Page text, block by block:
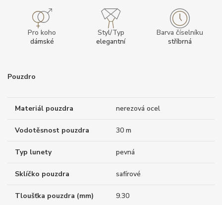
Pro koho
dámské
Styl/Typ
elegantní
Barva číselníku
stříbrná
Pouzdro
Materiál pouzdra nerezová ocel
Vodotěsnost pouzdra 30 m
Typ lunety pevná
Sklíčko pouzdra safírové
Tloušťka pouzdra (mm) 9.30